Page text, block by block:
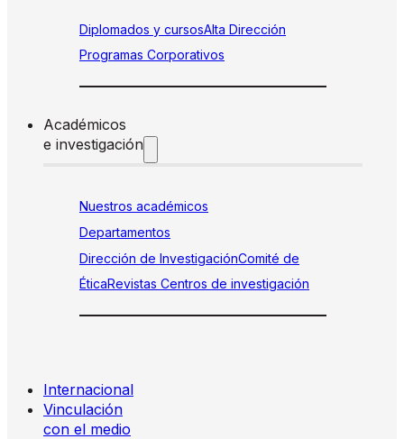
Diplomados y cursosAlta Dirección
Programas Corporativos
Académicos
e investigación
Nuestros académicos
Departamentos
Dirección de InvestigaciónComité de
ÉticaRevistas Centros de investigación
Internacional
Vinculación
con el medio